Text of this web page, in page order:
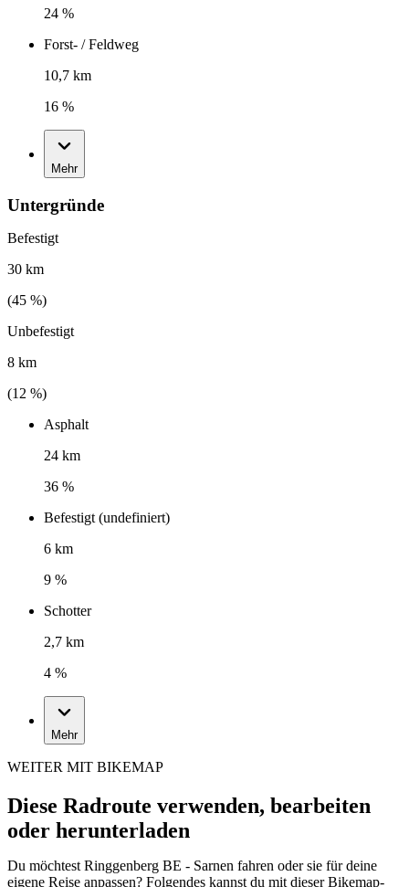
24 %
Forst- / Feldweg
10,7 km
16 %
Mehr
Untergründe
Befestigt
30 km
(45 %)
Unbefestigt
8 km
(12 %)
Asphalt
24 km
36 %
Befestigt (undefiniert)
6 km
9 %
Schotter
2,7 km
4 %
Mehr
WEITER MIT BIKEMAP
Diese Radroute verwenden, bearbeiten
oder herunterladen
Du möchtest Ringgenberg BE - Sarnen fahren oder sie für deine
eigene Reise anpassen? Folgendes kannst du mit dieser Bikemap-